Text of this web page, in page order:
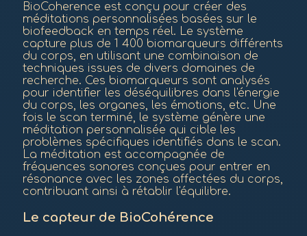
BioCoherence est conçu pour créer des
méditations personnalisées basées sur le
biofeedback en temps réel. Le système
capture plus de 1 400 biomarqueurs différents
du corps, en utilisant une combinaison de
techniques issues de divers domaines de
recherche. Ces biomarqueurs sont analysés
pour identifier les déséquilibres dans l'énergie
du corps, les organes, les émotions, etc. Une
fois le scan terminé, le système génère une
méditation personnalisée qui cible les
problèmes spécifiques identifiés dans le scan.
La méditation est accompagnée de
fréquences sonores conçues pour entrer en
résonance avec les zones affectées du corps,
contribuant ainsi à rétablir l'équilibre.
Le capteur de BioCohérence